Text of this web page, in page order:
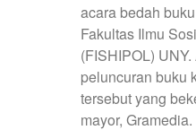
acara bedah
Fakultas Ilmu
(FISHIPOL)
peluncuran buku
tersebut yang
mayor, Gramedia.